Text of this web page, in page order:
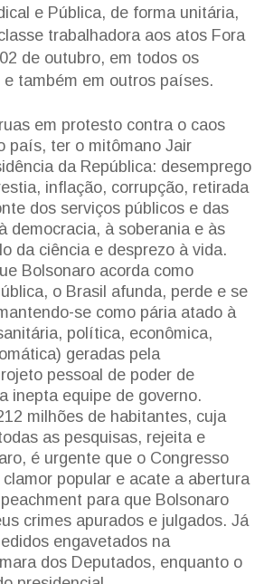
e Pública, de forma unitária,
trabalhadora aos atos Fora
de outubro, em todos os
também em outros países.
em protesto contra o caos
país, ter o mitômano Jair
da República: desemprego
inflação, corrupção, retirada
dos serviços públicos e das
democracia, à soberania e às
da ciência e desprezo à vida.
Bolsonaro acorda como
o Brasil afunda, perde e se
se como pária atado à
política, econômica,
geradas pela
pessoal de poder de
inepta equipe de governo.
milhões de habitantes, cuja
as pesquisas, rejeita e
é urgente que o Congresso
popular e acate a abertura
para que Bolsonaro
crimes apurados e julgados. Já
engavetados na
dos Deputados, enquanto o